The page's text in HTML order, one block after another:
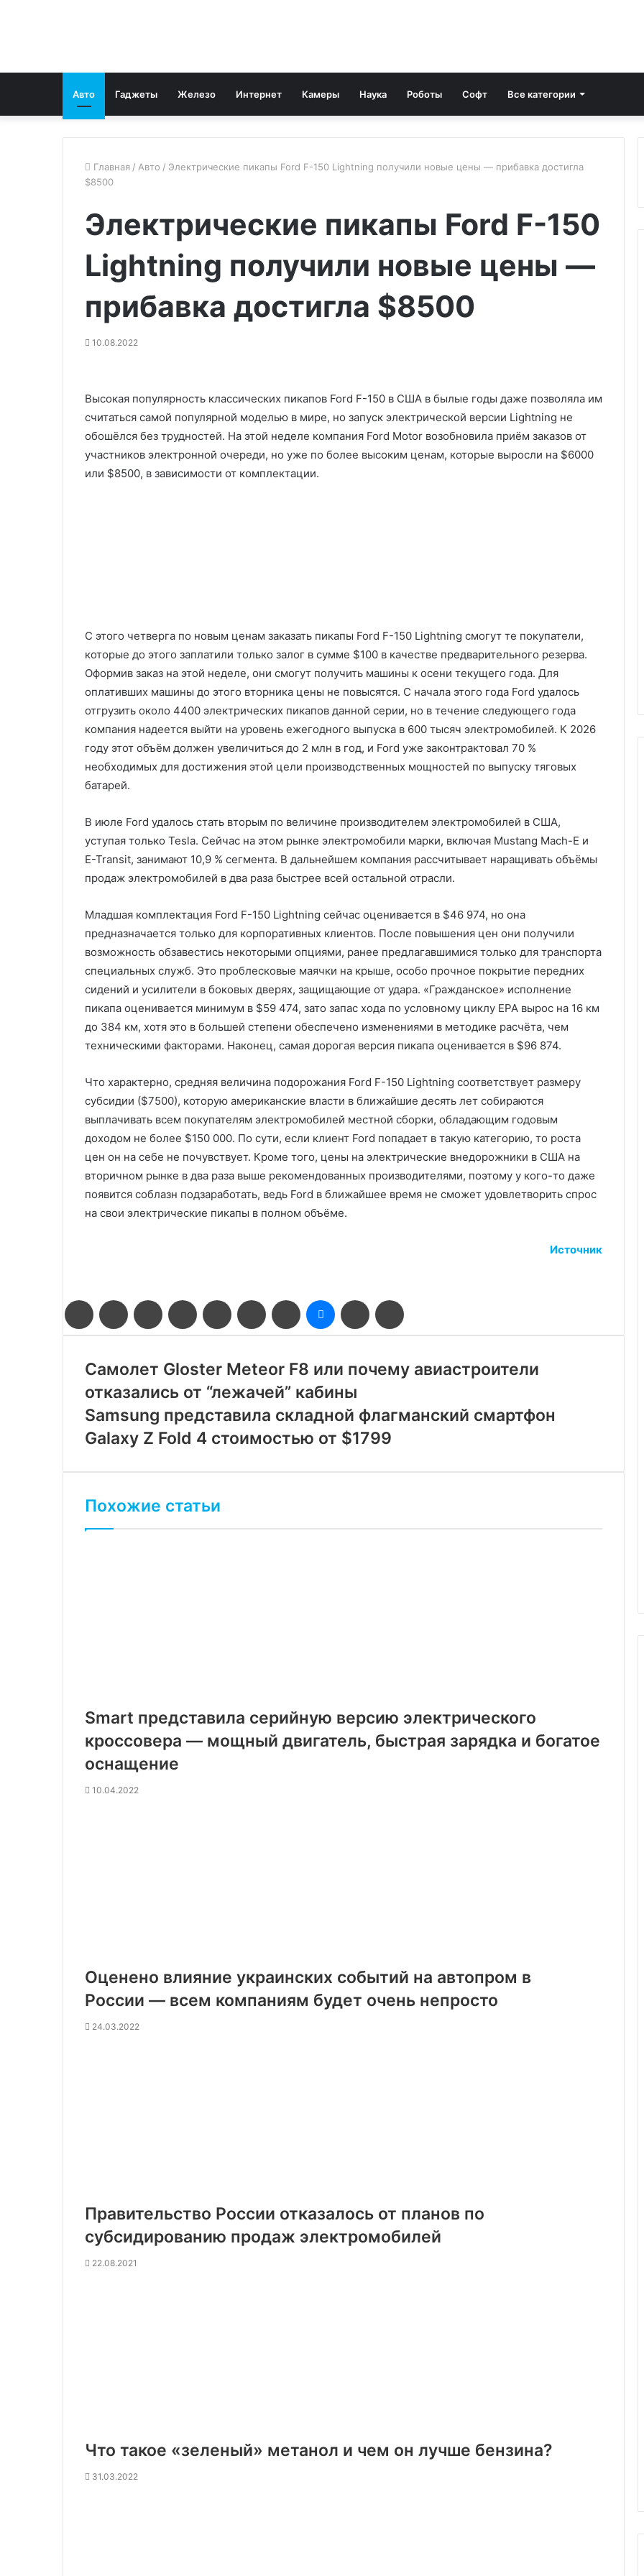
Авто Гаджеты Железо Интернет Камеры Наука Роботы Софт Все категории
Главная / Авто / Электрические пикапы Ford F-150 Lightning получили новые цены — прибавка достигла
$8500
Электрические пикапы Ford F-150
Lightning получили новые цены —
прибавка достигла $8500
10.08.2022
Высокая популярность классических пикапов Ford F-150 в США в былые годы даже позволяла им
считаться самой популярной моделью в мире, но запуск электрической версии Lightning не
обошёлся без трудностей. На этой неделе компания Ford Motor возобновила приём заказов от
участников электронной очереди, но уже по более высоким ценам, которые выросли на $6000
или $8500, в зависимости от комплектации.
С этого четверга по новым ценам заказать пикапы Ford F-150 Lightning смогут те покупатели,
которые до этого заплатили только залог в сумме $100 в качестве предварительного резерва.
Оформив заказ на этой неделе, они смогут получить машины к осени текущего года. Для
оплативших машины до этого вторника цены не повысятся. С начала этого года Ford удалось
отгрузить около 4400 электрических пикапов данной серии, но в течение следующего года
компания надеется выйти на уровень ежегодного выпуска в 600 тысяч электромобилей. К 2026
году этот объём должен увеличиться до 2 млн в год, и Ford уже законтрактовал 70 %
необходимых для достижения этой цели производственных мощностей по выпуску тяговых
батарей.
В июле Ford удалось стать вторым по величине производителем электромобилей в США,
уступая только Tesla. Сейчас на этом рынке электромобили марки, включая Mustang Mach-E и
E-Transit, занимают 10,9 % сегмента. В дальнейшем компания рассчитывает наращивать объёмы
продаж электромобилей в два раза быстрее всей остальной отрасли.
Младшая комплектация Ford F-150 Lightning сейчас оценивается в $46 974, но она
предназначается только для корпоративных клиентов. После повышения цен они получили
возможность обзавестись некоторыми опциями, ранее предлагавшимися только для транспорта
специальных служб. Это проблесковые маячки на крыше, особо прочное покрытие передних
сидений и усилители в боковых дверях, защищающие от удара. «Гражданское» исполнение
пикапа оценивается минимум в $59 474, зато запас хода по условному циклу EPA вырос на 16 км
до 384 км, хотя это в большей степени обеспечено изменениями в методике расчёта, чем
техническими факторами. Наконец, самая дорогая версия пикапа оценивается в $96 874.
Что характерно, средняя величина подорожания Ford F-150 Lightning соответствует размеру
субсидии ($7500), которую американские власти в ближайшие десять лет собираются
выплачивать всем покупателям электромобилей местной сборки, обладающим годовым
доходом не более $150 000. По сути, если клиент Ford попадает в такую категорию, то роста
цен он на себе не почувствует. Кроме того, цены на электрические внедорожники в США на
вторичном рынке в два раза выше рекомендованных производителями, поэтому у кого-то даже
появится соблазн подзаработать, ведь Ford в ближайшее время не сможет удовлетворить спрос
на свои электрические пикапы в полном объёме.
Источник
FacebookTwitter LinkedIn Pinterest Reddit ВконтактеОдноклассники
MessengerПоделиться
через
электронную
Самолет Gloster Meteor F8 или почему авиастроители
отказались от “лежачей” кабины
Samsung представила складной флагманский смартфон
Galaxy Z Fold 4 стоимостью от $1799
Похожие статьи
Smart представила серийную версию электрического
кроссовера — мощный двигатель, быстрая зарядка и богатое
оснащение
10.04.2022
Оценено влияние украинских событий на автопром в
России — всем компаниям будет очень непросто
24.03.2022
Правительство России отказалось от планов по
субсидированию продаж электромобилей
22.08.2021
Что такое «зеленый» метанол и чем он лучше бензина?
31.03.2022